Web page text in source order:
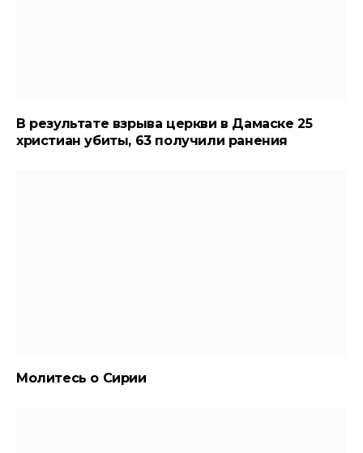
В результате взрыва церкви в Дамаске 25
христиан убиты, 63 получили ранения
Молитесь о Сирии